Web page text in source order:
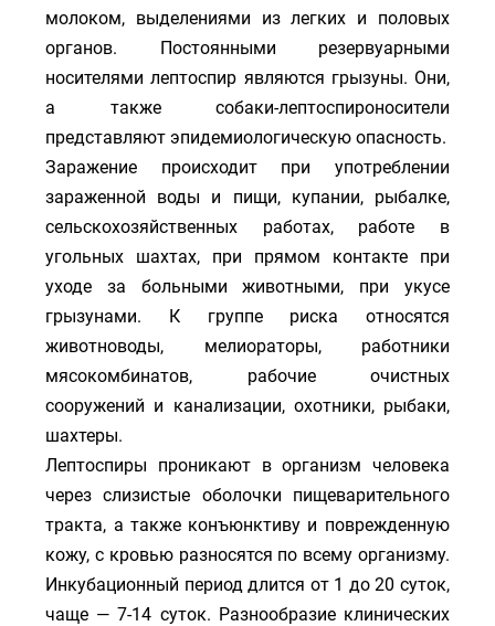
молоком, выделениями из легких и половых
органов. Постоянными резервуарными
носителями лептоспир являются грызуны. Они,
а также собаки-лептоспироносители
представляют эпидемиологическую опасность.
Заражение происходит при употреблении
зараженной воды и пищи, купании, рыбалке,
сельскохозяйственных работах, работе в
угольных шахтах, при прямом контакте при
уходе за больными животными, при укусе
грызунами. К группе риска относятся
животноводы, мелиораторы, работники
мясокомбинатов, рабочие очистных
сооружений и канализации, охотники, рыбаки,
шахтеры.
Лептоспиры проникают в организм человека
через слизистые оболочки пищеварительного
тракта, а также конъюнктиву и поврежденную
кожу, с кровью разносятся по всему организму.
Инкубационный период длится от 1 до 20 суток,
чаще — 7-14 суток. Разнообразие клинических